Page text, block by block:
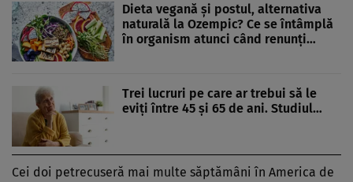
Dieta vegană și postul, alternativa
naturală la Ozempic? Ce se întâmplă
în organism atunci când renunți…
Trei lucruri pe care ar trebui să le
eviți între 45 și 65 de ani. Studiul…
Cei doi petrecuseră mai multe săptămâni în America de